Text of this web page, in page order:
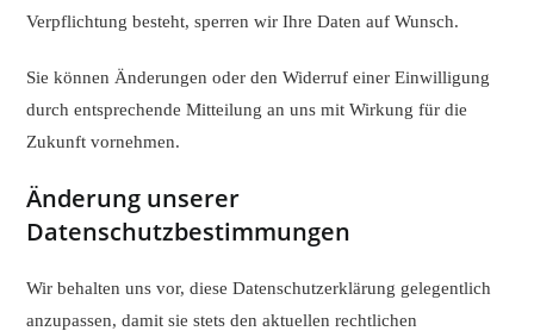
Verpflichtung besteht, sperren wir Ihre Daten auf Wunsch.
Sie können Änderungen oder den Widerruf einer Einwilligung
durch entsprechende Mitteilung an uns mit Wirkung für die
Zukunft vornehmen.
Änderung unserer
Datenschutzbestimmungen
Wir behalten uns vor, diese Datenschutzerklärung gelegentlich
anzupassen, damit sie stets den aktuellen rechtlichen